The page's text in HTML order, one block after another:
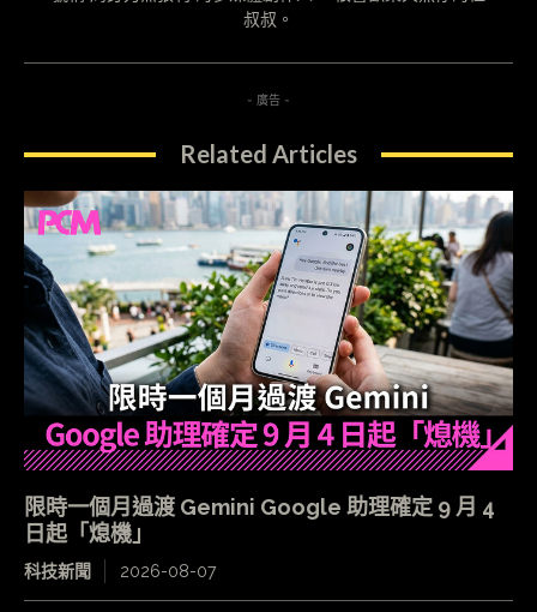
叔叔。
- 廣告 -
Related Articles
限時一個月過渡 Gemini Google 助理確定 9 月 4
日起「熄機」
科技新聞 2026-08-07